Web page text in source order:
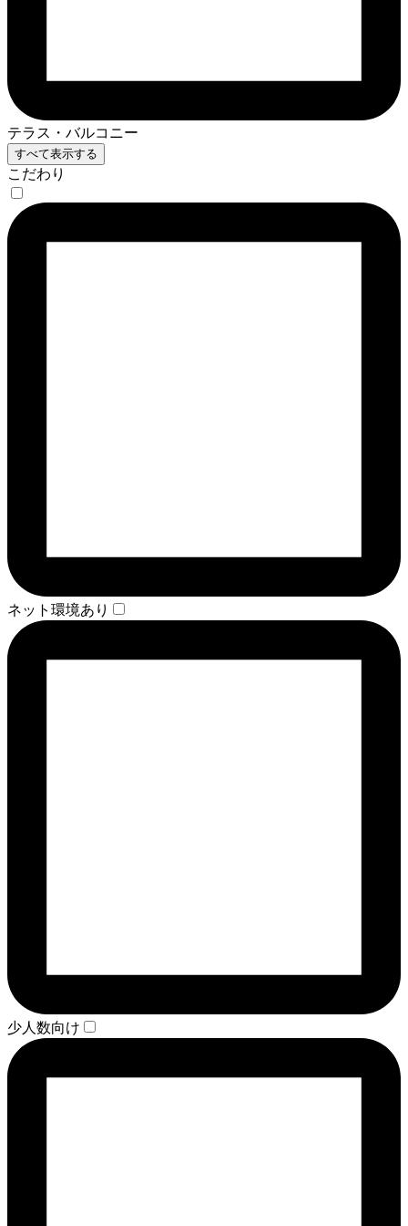
テラス・バルコニー
すべて表示する
こだわり
ネット環境あり
少人数向け